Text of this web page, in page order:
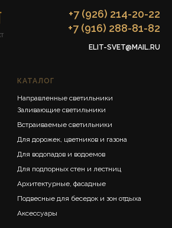
КАТАЛОГ
ELIT-SVET@MAIL.RU
+7 (926) 214-20-22
+7 (916) 288-81-82
Направленные светильники
Заливающие светильники
Встраиваемые светильники
Для дорожек, цветников и газона
Архитектурные, фасадные
Для подпорных стен и лестниц
Для водопадов и водоемов
Подвесные для беседок и зон отдыха
Аксессуары